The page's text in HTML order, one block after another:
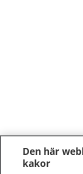
Den här
kakor